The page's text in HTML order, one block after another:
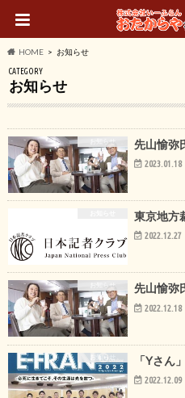
HOME お知らせ
CATEGORY
お知らせ
お知らせ 先山愉弥
2023.01.18
東京地方
2022.12.27
お知らせ 先山愉弥
2022.12.18
お知らせ 「Yさん
2022.12.09